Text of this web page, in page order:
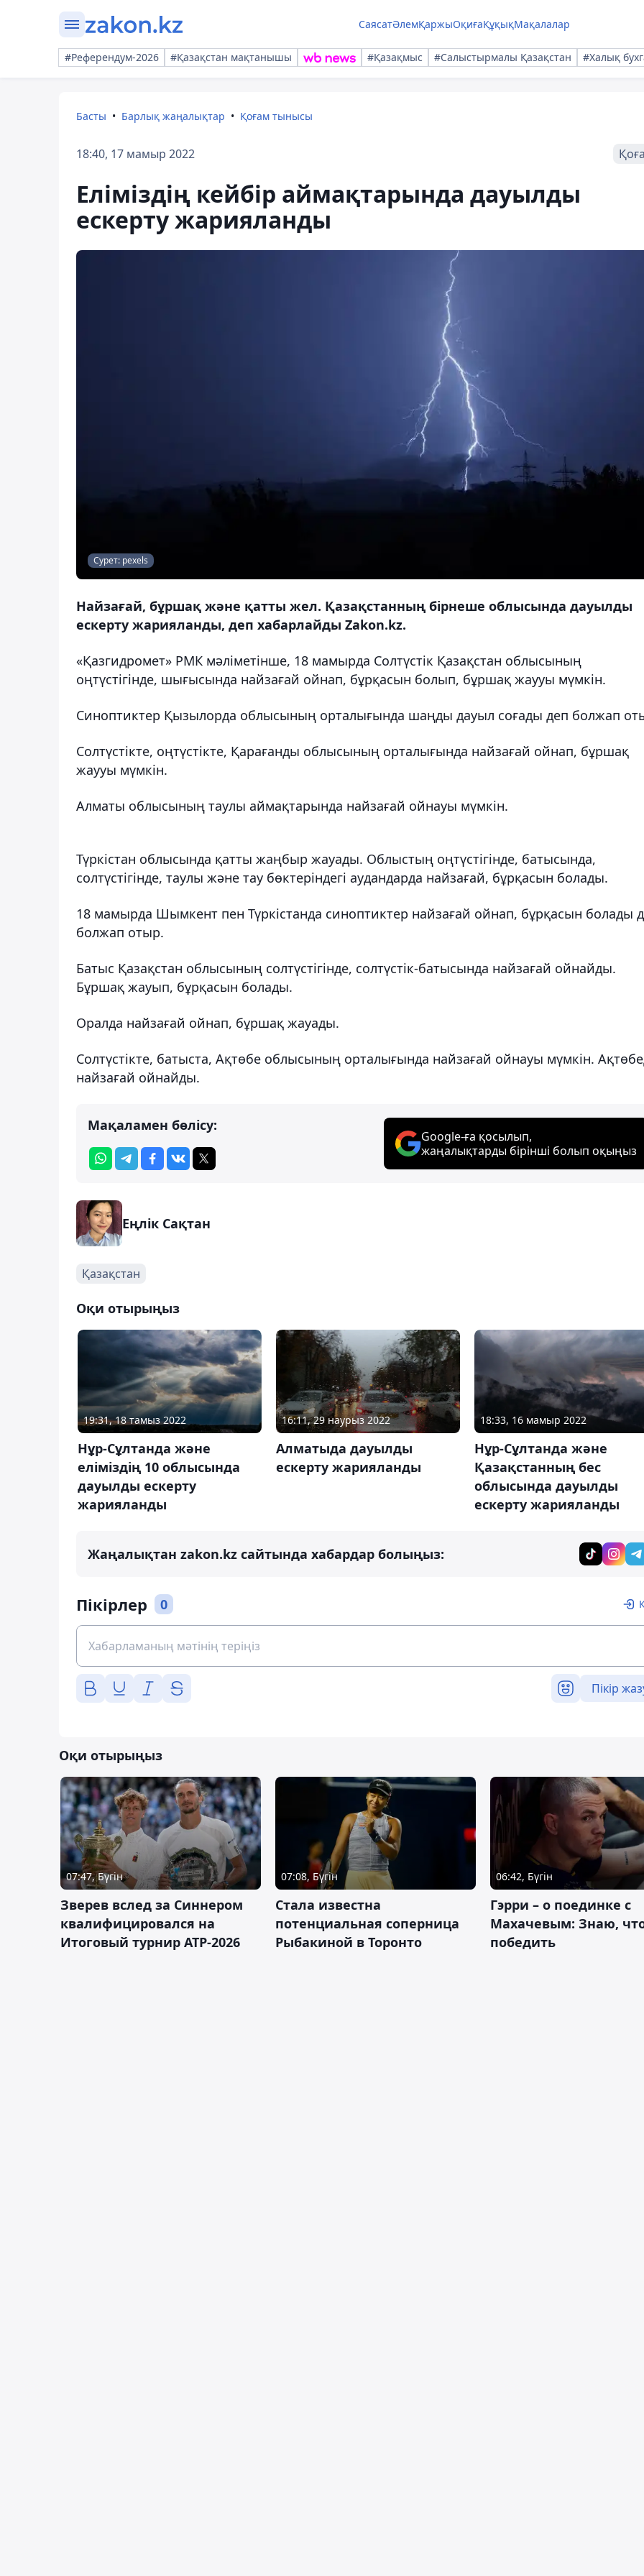
СаясатӘлемҚаржыОқиғаҚұқықМақалалар
#Референдум-2026 #Қазақстан мақтанышы #Қазақмыс #Салыстырмалы Қазақстан #Халық
Басты Барлық жаңалықтар Қоғам тынысы
18:40, 17 мамыр 2022
Еліміздің кейбір аймақтарында дауылды
ескерту жарияланды
Сурет: pexels
Найзағай, бұршақ және қатты жел. Қазақстанның бірнеше облысында дауылды
ескерту жарияланды, деп хабарлайды Zakon.kz.
«Қазгидромет» РМК мәліметінше, 18 мамырда Солтүстік Қазақстан облысының
оңтүстігінде, шығысында найзағай ойнап, бұрқасын болып, бұршақ жаууы мүмкін.
Синоптиктер Қызылорда облысының орталығында шаңды дауыл соғады деп болжап
Солтүстікте, оңтүстікте, Қарағанды ​​облысының орталығында найзағай ойнап, бұршақ
жаууы мүмкін.
Алматы облысының таулы аймақтарында найзағай ойнауы мүмкін.
Түркістан облысында қатты жаңбыр жауады. Облыстың оңтүстігінде, батысында,
солтүстігінде, таулы және тау бөктеріндегі аудандарда найзағай, бұрқасын болады.
18 мамырда Шымкент пен Түркістанда синоптиктер найзағай ойнап, бұрқасын болады
болжап отыр.
Батыс Қазақстан облысының солтүстігінде, солтүстік-батысында найзағай ойнайды.
Бұршақ жауып, бұрқасын болады.
Оралда найзағай ойнап, бұршақ жауады.
Солтүстікте, батыста, Ақтөбе облысының орталығында найзағай ойнауы мүмкін.
найзағай ойнайды.
Мақаламен бөлісу:
Google-ға қосылып,
жаңалықтарды бірінші болып оқыңыз
Еңлік Сақтан
Қазақстан
Оқи отырыңыз
19:31, 18 тамыз 2022
Нұр-Сұлтанда және
еліміздің 10 облысында
дауылды ескерту
жарияланды
16:11, 29 наурыз 2022
Алматыда дауылды
ескерту жарияланды
18:33, 16 мамыр 2022
Нұр-Сұлтанда және
Қазақстанның бес
облысында дауылды
ескерту жарияланды
Жаңалықтан zakon.kz сайтында хабардар болыңыз:
Пікірлер 0
Пікір
Оқи отырыңыз
07:47, Бүгін
Зверев вслед за Синнером
квалифицировался на
Итоговый турнир ATP-2026
07:08, Бүгін
Cтала известна
потенциальная соперница
Рыбакиной в Торонто
06:42, Бүгін
Гэрри – о поединке с
Махачевым: Знаю,
победить